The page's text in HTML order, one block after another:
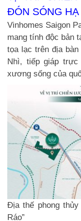
ĐÓN SÓNG
Vinhomes Saigon
mang tính độc bản
tọa lạc trên địa
Nhì, tiếp giáp
xương sống của
Địa thế phong
Ráo”